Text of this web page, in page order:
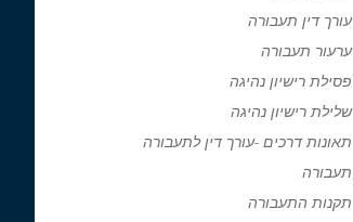
עורך דין תעבורה
ערעור תעבורה
פסילת רישיון נהיגה
שלילת רישיון נהיגה
תאונות דרכים -עורך דין לתעבורה
תעבורה
תקנות התעבורה